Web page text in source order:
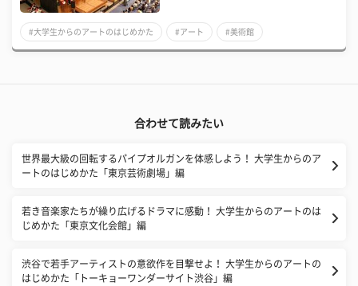
#大学生からのアートのはじめかた #アート #美術館
合わせて読みたい
世界最大級の回転するパイプオルガンを体感しよう！ 大学生からのア
ートのはじめかた「東京芸術劇場」編
若き音楽家たちが繰り広げるドラマに感動！ 大学生からのアートのは
じめかた「東京文化会館」編
​渋谷で若手アーティストの意欲作を目撃せよ！ 大学生からのアートの
はじめかた「トーキョーワンダーサイト渋谷」編